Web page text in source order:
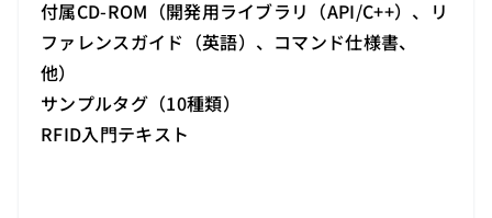
付属CD-ROM（開発用ライブラリ（API/C++）、リ
ファレンスガイド（英語）、コマンド仕様書、
他）
サンプルタグ（10種類）
RFID入門テキスト